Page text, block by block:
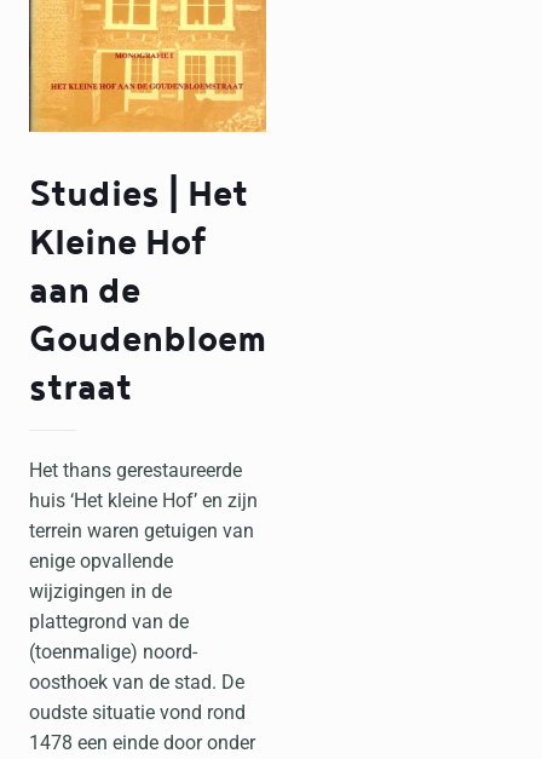
Studies | Het
Kleine Hof
aan de
Goudenbloem
straat
Het thans gerestaureerde
huis ‘Het kleine Hof’ en zijn
terrein waren getuigen van
enige opvallende
wijzigingen in de
plattegrond van de
(toenmalige) noord-
oosthoek van de stad. De
oudste situatie vond rond
1478 een einde door onder